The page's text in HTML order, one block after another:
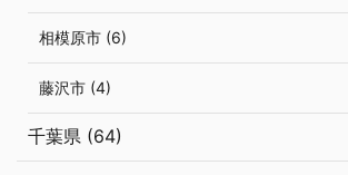
相模原市 (6)
藤沢市 (4)
千葉県 (64)